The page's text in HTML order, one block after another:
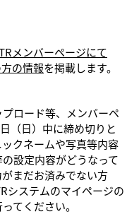
メンバーページにて
の情報を掲載します。
ロード等、メンバーペ
（日）中に締め切りと
クネームや写真等内容
設定内容がどうなって
まだお済みでない方
システムのマイページの
てください。